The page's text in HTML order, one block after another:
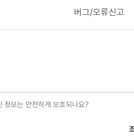
버그/오류신고
정보는 안전하게 보호되나요?